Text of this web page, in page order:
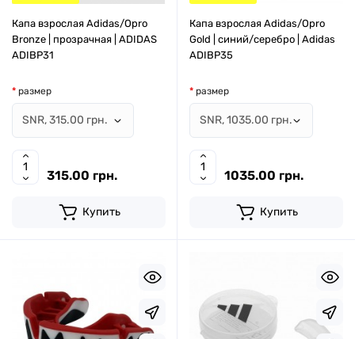
Капа взрослая Adidas/Opro
Bronze | прозрачная | ADIDAS
ADIBP31
размер
315.00 грн.
Купить
Капа взрослая Adidas/Opro
Gold | синий/серебро | Adidas
ADIBP35
размер
1035.00 грн.
Купить